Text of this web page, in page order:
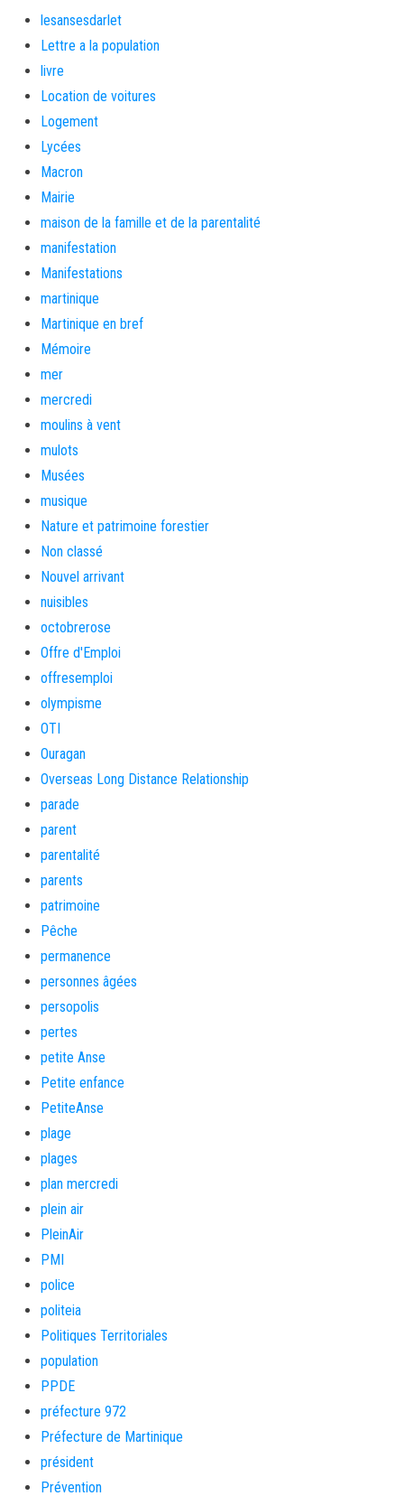
lesansesdarlet
Lettre a la population
livre
Location de voitures
Logement
Lycées
Macron
Mairie
maison de la famille et de la parentalité
manifestation
Manifestations
martinique
Martinique en bref
Mémoire
mer
mercredi
moulins à vent
mulots
Musées
musique
Nature et patrimoine forestier
Non classé
Nouvel arrivant
nuisibles
octobrerose
Offre d'Emploi
offresemploi
olympisme
OTI
Ouragan
Overseas Long Distance Relationship
parade
parent
parentalité
parents
patrimoine
Pêche
permanence
personnes âgées
persopolis
pertes
petite Anse
Petite enfance
PetiteAnse
plage
plages
plan mercredi
plein air
PleinAir
PMI
police
politeia
Politiques Territoriales
population
PPDE
préfecture 972
Préfecture de Martinique
président
Prévention